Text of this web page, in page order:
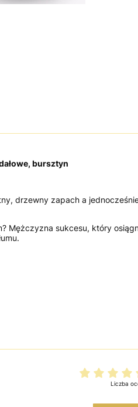
bursztyn
drzewny zapach a
Mężczyzna sukcesu, który
Liczba